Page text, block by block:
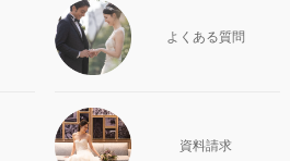
よくある質問
資料請求